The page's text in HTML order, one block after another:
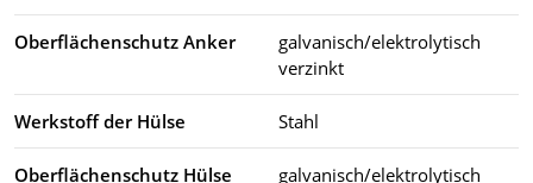
Oberflächenschutz Anker
galvanisch/elektrolytisch
verzinkt
Werkstoff der Hülse Stahl
Oberflächenschutz Hülse
galvanisch/elektrolytisch